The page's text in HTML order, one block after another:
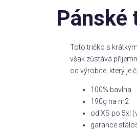
Pánské
Toto tričko s
však zůstává
od výrobce, který je
100% bavlna
190g na m2
od XS po 5xl
garance